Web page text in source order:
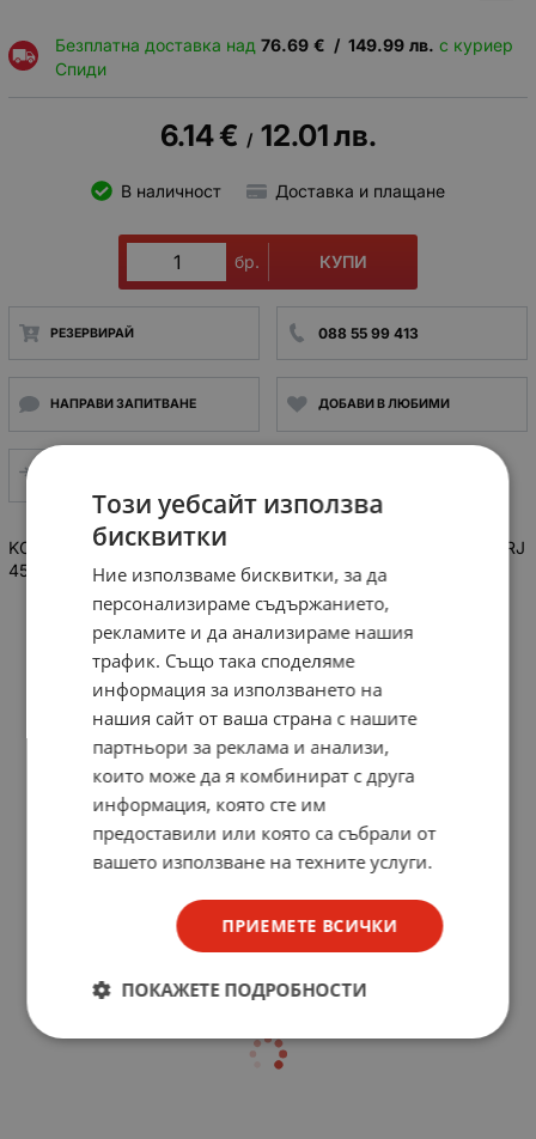
Безплатна доставка над 76.69 € / 149.99 лв. с куриер
Спиди
6.14€ / 12.01лв.
В наличност Доставка и плащане
бр. КУПИ
РЕЗЕРВИРАЙ 088 55 99 413
НАПРАВИ ЗАПИТВАНЕ ДОБАВИ В ЛЮБИМИ
KOPP Компютърна розетка с 2 8-полюсни отделени гнезда RJ
45 вътр.монтаж
Този уебсайт използва
бисквитки
Ние използваме бисквитки, за да
персонализираме съдържанието,
рекламите и да анализираме нашия
трафик. Също така споделяме
информация за използването на
нашия сайт от ваша страна с нашите
партньори за реклама и анализи,
които може да я комбинират с друга
информация, която сте им
предоставили или която са събрали от
вашето използване на техните услуги.
ПРИЕМЕТЕ ВСИЧКИ
ПОКАЖЕТЕ ПОДРОБНОСТИ